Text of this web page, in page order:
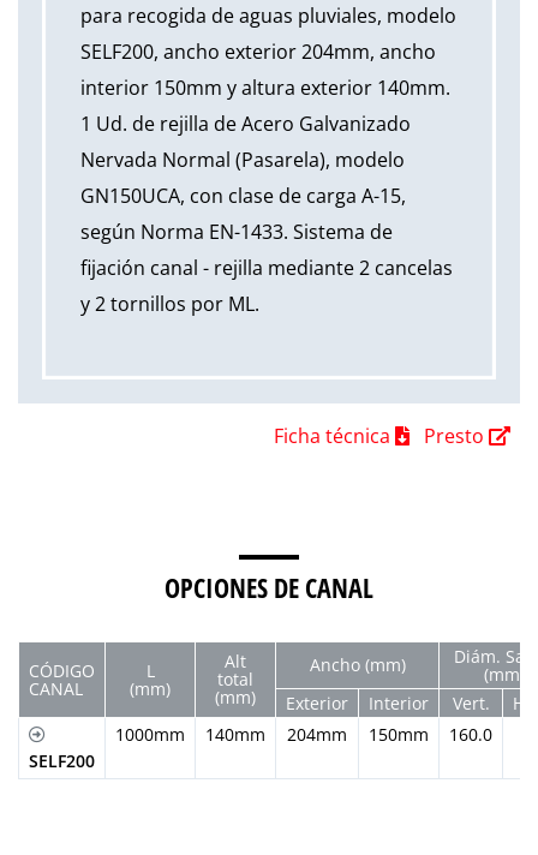
para recogida de aguas pluviales, modelo
SELF200, ancho exterior 204mm, ancho
interior 150mm y altura exterior 140mm.
1 Ud. de rejilla de Acero Galvanizado
Nervada Normal (Pasarela), modelo
GN150UCA, con clase de carga A-15,
según Norma EN-1433. Sistema de
fijación canal - rejilla mediante 2 cancelas
y 2 tornillos por ML.
Ficha técnica Presto
OPCIONES DE CANAL
CÓDIGO
CANAL
L
(mm)
Alt
total
(mm)
Ancho (mm) Diám.
(mm)
Exterior
Interior Vert.
SELF200
1000mm 140mm 204mm 150mm 160.0